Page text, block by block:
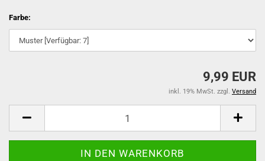
Farbe:
9,99 EUR
inkl. 19% MwSt. zzgl. Versand